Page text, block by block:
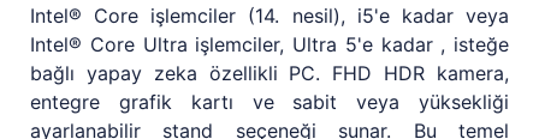
Intel® Core işlemciler (14. nesil), i5'e kadar veya
Intel® Core Ultra işlemciler, Ultra 5'e kadar , isteğe
bağlı yapay zeka özellikli PC. FHD HDR kamera,
entegre grafik kartı ve sabit veya yüksekliği
ayarlanabilir stand seçeneği sunar. Bu temel